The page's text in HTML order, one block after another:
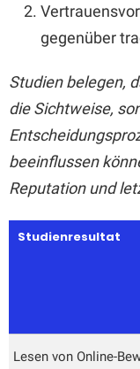
gegenüber
Studien belegen,
die Sichtweise,
beeinflussen
Reputation und
Studienresultat
Lesen von Online-